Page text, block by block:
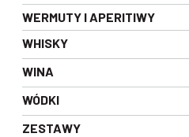
WERMUTY I APERITIWY
WHISKY
WINA
WÓDKI
ZESTAWY